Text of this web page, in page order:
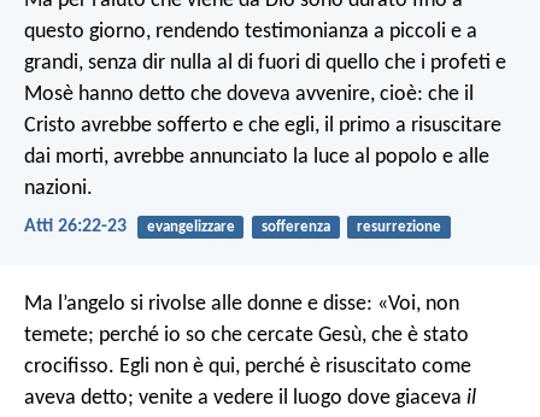
questo giorno, rendendo testimonianza a piccoli e a
grandi, senza dir nulla al di fuori di quello che i profeti e
Mosè hanno detto che doveva avvenire, cioè: che il
Cristo avrebbe sofferto e che egli, il primo a risuscitare
dai morti, avrebbe annunciato la luce al popolo e alle
nazioni.
Atti 26:22-23 evangelizzare sofferenza resurrezione
Ma l’angelo si rivolse alle donne e disse: «Voi, non
temete; perché io so che cercate Gesù, che è stato
crocifisso. Egli non è qui, perché è risuscitato come
aveva detto; venite a vedere il luogo dove giaceva il